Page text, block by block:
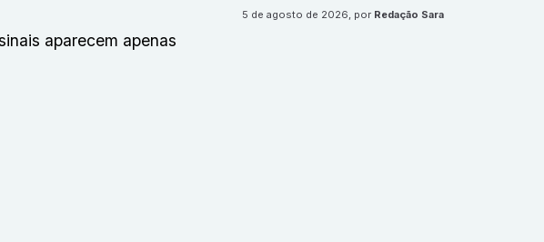
aparecem apenas
5 de agosto de 2026, por Redação Sara